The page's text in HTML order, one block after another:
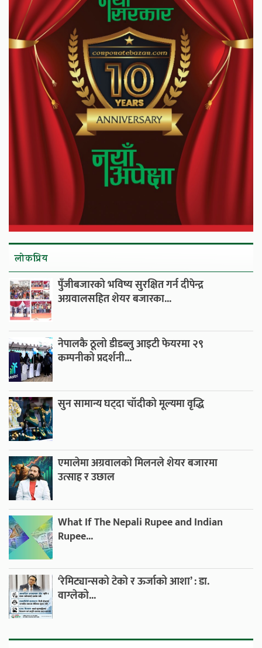
लाेकप्रिय
पुँजीबजारको भविष्य सुरक्षित गर्न दीपेन्द्र
अग्रवालसहित शेयर बजारका...
नेपालकै ठूलो डीडब्लु आइटी फेयरमा २९
कम्पनीको प्रदर्शनी...
सुन सामान्य घट्दा चाँदीको मूल्यमा वृद्धि
एमालेमा अग्रवालको मिलनले शेयर बजारमा
उत्साह र उछाल
What If The Nepali Rupee and Indian
Rupee...
‘रेमिट्यान्सको टेको र ऊर्जाको आशा’ : डा.
वाग्लेको...